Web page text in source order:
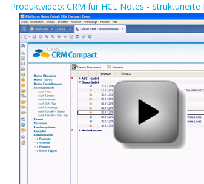
Produktvideo: CRM für HCL Notes -